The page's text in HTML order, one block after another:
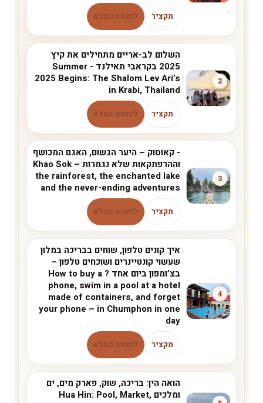
תקציר לפוסט המלא
2
השלום לב-אריים מתחילים את קיץ
2025 בקראבי תאילנד - Summer
2025 Begins: The Shalom Lev Ari’s
in Krabi, Thailand
תקציר לפוסט המלא
3
- קאוסוק – היער הגשום, האגם המכושף
וההרפתקאות שלא נגמרות ‏Khao Sok –
the rainforest, the enchanted lake
and the never-ending adventures
תקציר לפוסט המלא
4
איך קונים טלפון, שוחים בבריכה במלון
שעשוי קונטיינרים ושוכחים טלפון –
בצ’ומפון ביום אחד ? How to buy a
phone, swim in a pool at a hotel
made of containers, and forget
your phone – in Chumphon in one
day
תקציר לפוסט המלא
הואה הין: בריכה, שוק, פארק מים, ים
ומלכים Hua Hin: Pool, Market,